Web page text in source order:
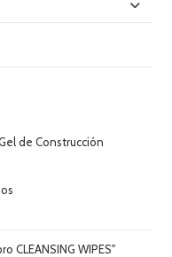
de Construcción
CLEANSING WIPES"